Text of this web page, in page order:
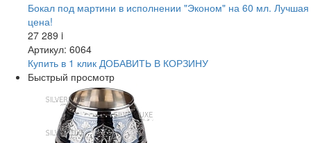
Бокал под мартини в исполнении "Эконом" на 60 мл. Лучшая
цена!
27 289 i
Артикул: 6064
Купить в 1 клик ДОБАВИТЬ В КОРЗИНУ
Быстрый просмотр